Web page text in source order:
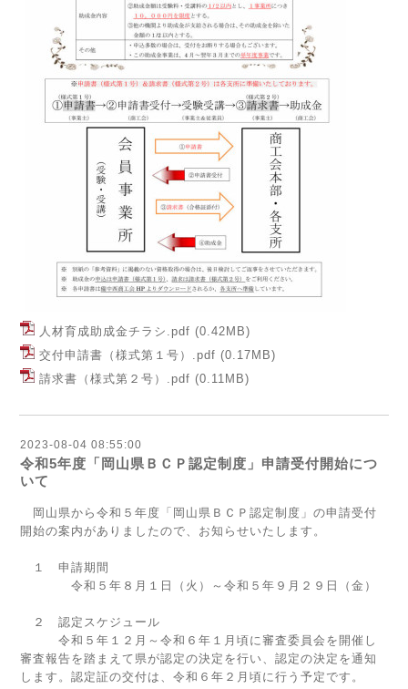
人材育成助成金チラシ.pdf (0.42MB)
交付申請書（様式第１号）.pdf (0.17MB)
請求書（様式第２号）.pdf (0.11MB)
2023-08-04 08:55:00
令和5年度「岡山県ＢＣＰ認定制度」申請受付開始につ
いて
岡山県から令和５年度「岡山県ＢＣＰ認定制度」の申請受付
開始の案内がありましたので、お知らせいたします。
１ 申請期間
令和５年８月１日（火）～令和５年９月２９日（金）
２ 認定スケジュール
令和５年１２月～令和６年１月頃に審査委員会を開催し
審査報告を踏まえて県が認定の決定を行い、認定の決定を通知
します。認定証の交付は、令和６年２月頃に行う予定です。